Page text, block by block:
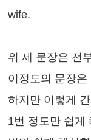
wife.
위 세 문장은 전
이정도의 문장
하지만 이렇게
1번 정도만 쉽게